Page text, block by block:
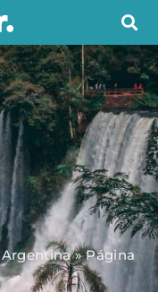
Argentina»Página